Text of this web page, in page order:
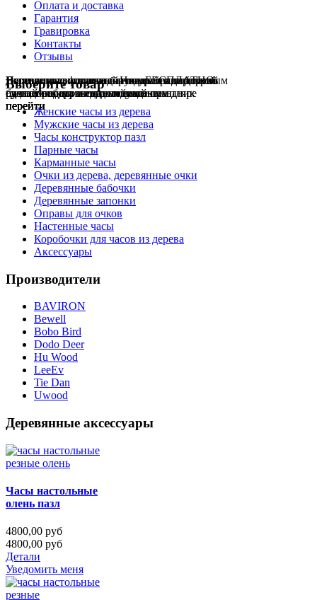
Оплата и доставка
Гарантия
Гравировка
Контакты
Отзывы
Гравировка на часахобычнаяБЕСПЛАТНО
сделай подарок индивидуальным
перейти
Деревянные флешкии ручкис гравировкой
сделаем подарок эксклюзивным
перейти
Настенные резныечасыНатуральное дерево
ручная работа в единичном экземпляре
перейти
Парные часыотличный подарок влюблённым
на годовщину или семейный праздник
перейти
Деревянные оправыдля очковбез диоптрий
будь стильным всегда и везде
перейти
Выберите товар
Женские часы из дерева
Мужские часы из дерева
Часы конструктор пазл
Парные часы
Карманные часы
Очки из дерева, деревянные очки
Деревянные бабочки
Деревянные запонки
Оправы для очков
Настенные часы
Коробочки для часов из дерева
Аксессуары
Производители
BAVIRON
Bewell
Bobo Bird
Dodo Deer
Hu Wood
LeeEv
Tie Dan
Uwood
Деревянные аксессуары
Часы настольные
олень пазл
4800,00 руб
4800,00 руб
Детали
Уведомить меня